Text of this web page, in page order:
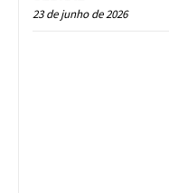
23 de junho de 2026